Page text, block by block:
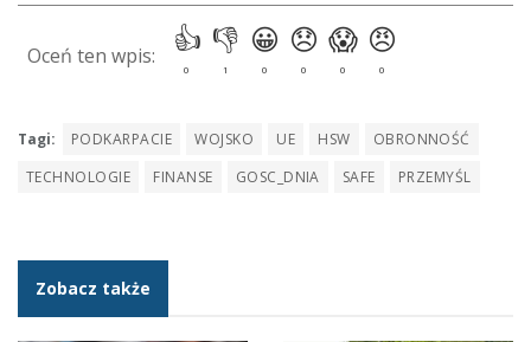
Tagi: PODKARPACIE WOJSKO UE HSW
OBRONNOŚĆ
TECHNOLOGIE
FINANSE GOSC_DNIA SAFE PRZEMYŚL
Zobacz także